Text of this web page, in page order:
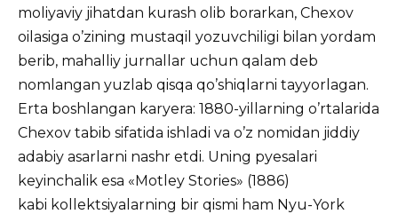
moliyaviy jihatdan kurash olib borarkan, Chexov
oilasiga o’zining mustaqil yozuvchiligi bilan yordam
berib, mahalliy jurnallar uchun qalam deb
nomlangan yuzlab qisqa qo’shiqlarni tayyorlagan.
Erta boshlangan karyera: 1880-yillarning o’rtalarida
Chexov tabib sifatida ishladi va o’z nomidan jiddiy
adabiy asarlarni nashr etdi. Uning pyesalari
keyinchalik esa «Motley Stories» (1886)
kabi kollektsiyalarning bir qismi ham Nyu-York